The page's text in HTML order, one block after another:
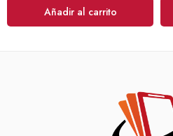
Añadir al carrito